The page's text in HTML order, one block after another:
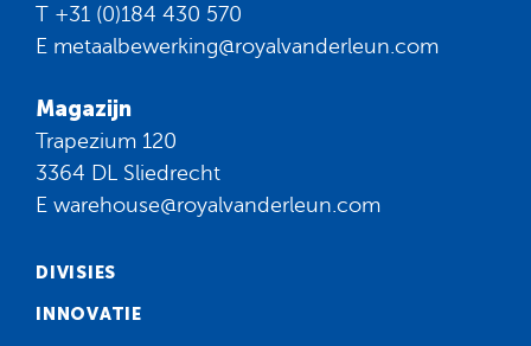
T +31 (0)184 430 570
E metaalbewerking@royalvanderleun.com
Magazijn
Trapezium 120
3364 DL Sliedrecht
E warehouse@royalvanderleun.com
DIVISIES
INNOVATIE